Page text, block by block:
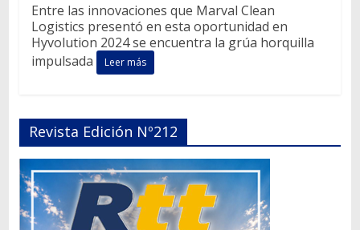
Entre las innovaciones que Marval Clean
Logistics presentó en esta oportunidad en
Hyvolution 2024 se encuentra la grúa horquilla
impulsada
Leer más
Revista Edición Nº212